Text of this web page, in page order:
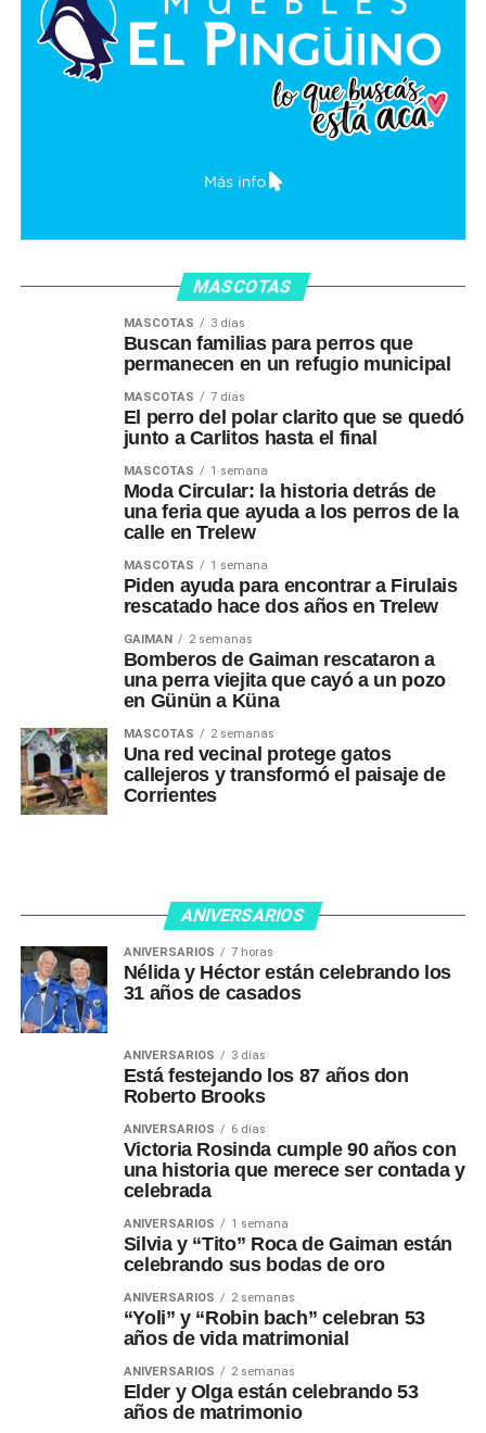
MASCOTAS
MASCOTAS 3 días
Buscan familias para perros que
permanecen en un refugio municipal
MASCOTAS 7 días
El perro del polar clarito que se quedó
junto a Carlitos hasta el final
MASCOTAS 1 semana
Moda Circular: la historia detrás de
una feria que ayuda a los perros de la
calle en Trelew
MASCOTAS 1 semana
Piden ayuda para encontrar a Firulais
rescatado hace dos años en Trelew
GAIMAN 2 semanas
Bomberos de Gaiman rescataron a
una perra viejita que cayó a un pozo
en Günün a Küna
MASCOTAS 2 semanas
Una red vecinal protege gatos
callejeros y transformó el paisaje de
Corrientes
ANIVERSARIOS
ANIVERSARIOS 7 horas
Nélida y Héctor están celebrando los
31 años de casados
ANIVERSARIOS 3 días
Está festejando los 87 años don
Roberto Brooks
ANIVERSARIOS 6 días
Victoria Rosinda cumple 90 años con
una historia que merece ser contada y
celebrada
ANIVERSARIOS 1 semana
Silvia y “Tito” Roca de Gaiman están
celebrando sus bodas de oro
ANIVERSARIOS 2 semanas
“Yoli” y “Robin bach” celebran 53
años de vida matrimonial
ANIVERSARIOS 2 semanas
Elder y Olga están celebrando 53
años de matrimonio